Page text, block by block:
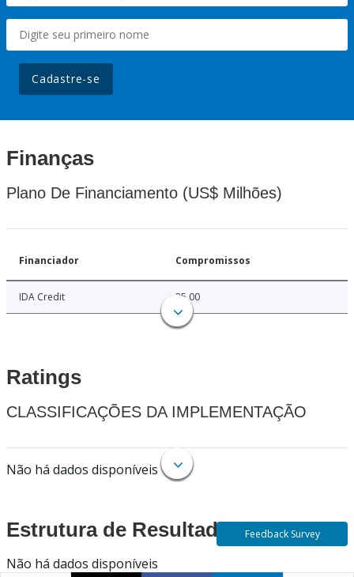
Cadastre-se
Finanças
Plano De Financiamento (US$ Milhões)
Financiador Compromissos
IDA Credit 35.00
Ratings
CLASSIFICAÇÕES DA IMPLEMENTAÇÃO
Não há dados disponíveis
Estrutura de Resultados
Não há dados disponíveis
Feedback Survey